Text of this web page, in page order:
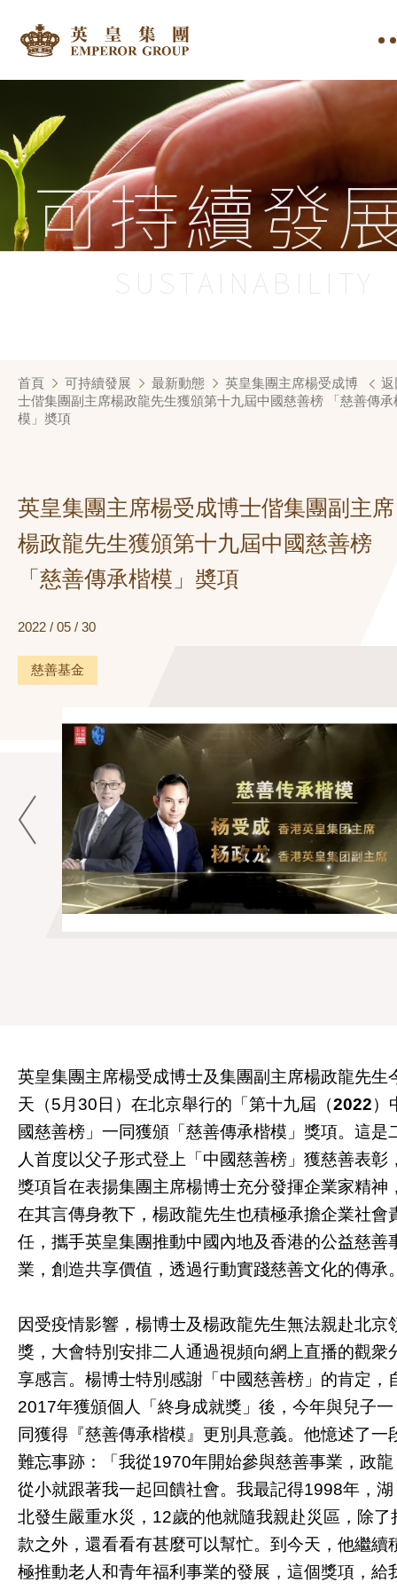
可持續發
返
首頁 可持續發展 最新動態
英皇集團主席楊受成博
士偕集團副主席楊政龍先生獲頒第十九屆中國慈善榜 「慈善傳承
模」奬項
英皇集團主席楊受成博士偕集團副主席
楊政龍先生獲頒第十九屆中國慈善榜
「慈善傳承楷模」奬項
2022 / 05 / 30
慈善基金
英皇集團主席楊受成博士及集團副主席楊政龍先生
天（5月30日）在北京舉行的「第十九屆（2022）
國慈善榜」一同獲頒「慈善傳承楷模」獎項。這是
人首度以父子形式登上「中國慈善榜」獲慈善表彰
獎項旨在表揚集團主席楊博士充分發揮企業家精神
在其言傳身教下，楊政龍先生也積極承擔企業社會
任，攜手英皇集團推動中國內地及香港的公益慈善
業，創造共享價值，透過行動實踐慈善文化的傳承
因受疫情影響，楊博士及楊政龍先生無法親赴北京
獎，大會特別安排二人通過視頻向網上直播的觀衆
享感言。楊博士特別感謝「中國慈善榜」的肯定，
2017年獲頒個人「終身成就獎」後，今年與兒子一
同獲得『慈善傳承楷模』更別具意義。他憶述了一
難忘事跡：「我從1970年開始參與慈善事業，政龍
從小就跟著我一起回饋社會。我最記得1998年，湖
北發生嚴重水災，12歲的他就隨我親赴災區，除了
款之外，還看看有甚麼可以幫忙。到今天，他繼續
極推動老人和青年福利事業的發展，這個獎項，給